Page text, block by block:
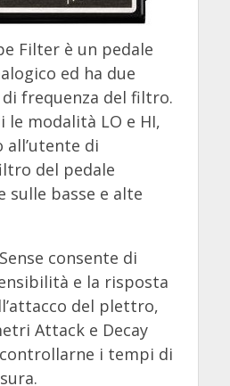
Filter è un pedale
ed ha due
frequenza del filtro.
le modalità LO e HI,
all’utente di
del pedale
sulle basse e alte
consente di
e la risposta
del plettro,
Attack e Decay
i tempi di